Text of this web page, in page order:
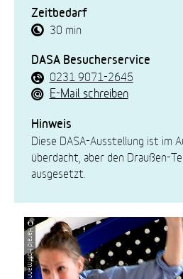
Zeitbedarf
30 min
DASA Besucherservice
0231 9071-2645
E-Mail schreiben
Hinweis
Diese DASA-Ausstellung ist im
überdacht, aber den Draußen-
ausgesetzt.
© Harald Hoffmann